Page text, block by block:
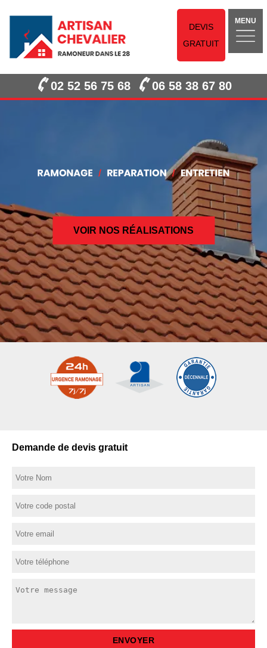
DEVIS
GRATUIT
MENU
02 52 56 75 68 06 58 38 67 80
VOIR NOS RÉALISATIONS
Demande de devis gratuit